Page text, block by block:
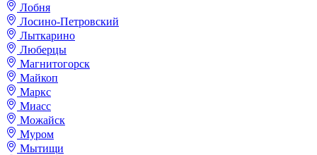
Лобня
Лосино-Петровский
Лыткарино
Люберцы
Магнитогорск
Майкоп
Маркс
Миасс
Можайск
Муром
Мытищи